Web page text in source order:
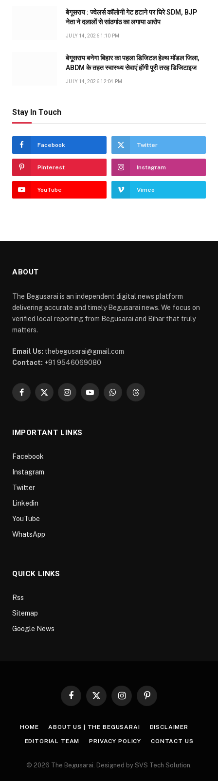
बेगूसराय : ज्वेलर्स कॉलोनी गेट हटाने पर घिरे SDM, BJP
नेता ने दलालों से सांठगांठ का लगाया आरोप
JULY 14, 2026 1:10 PM
बेगूसराय बनेगा बिहार का पहला डिजिटल हेल्थ मॉडल जिला,
ABDM के तहत स्वास्थ्य सेवाएं होंगी पूरी तरह डिजिटाइज
JULY 14, 2026 12:04 PM
Stay In Touch
Facebook Twitter
Pinterest Instagram
YouTube Vimeo
ABOUT
The Begusarai is an independent digital news platform
delivering accurate and timely Begusarai news. We focus on
verified local reporting from Begusarai and Bihar that truly
matters.
Email Us: thebegusarai@gmail.com
Contact: +91 9546069080
Facebook
X
InstagramYouTubeWhatsAppThreads
IMPORTANT LINKS
Facebook
Instagram
Twitter
Linkedin
YouTube
WhatsApp
QUICK LINKS
Rss
Sitemap
Google News
Facebook
X
InstagramPinterest
HOME ABOUT US | THE BEGUSARAI DISCLAIMER
EDITORIAL TEAM PRIVACY POLICY CONTACT US
© 2026 The Begusarai. Designed by SVS Tech Solution.